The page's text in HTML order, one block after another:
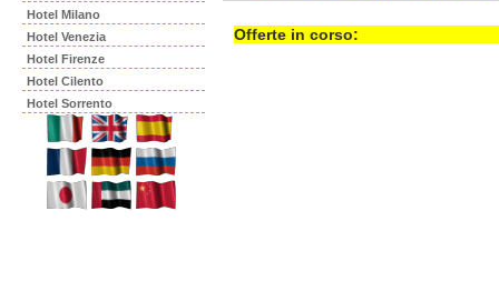
Hotel Milano
Hotel Venezia
Hotel Firenze
Hotel Cilento
Hotel Sorrento
Offerte in corso: